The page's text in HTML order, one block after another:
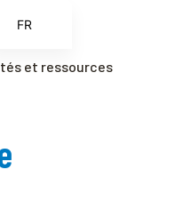
et ressources
FR